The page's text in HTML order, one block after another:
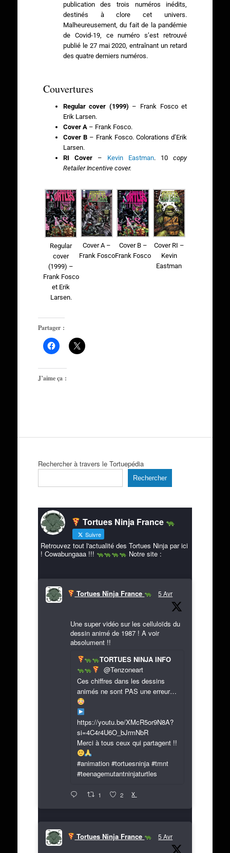
publication des trois numéros inédits,
destinés à clore cet univers.
Malheureusement, du fait de la pandémie
de Covid-19, ce numéro s’est retrouvé
publié le 27 mai 2020, entraînant un retard
des quatre derniers numéros.
Couvertures
Regular cover (1999) – Frank Fosco et
Erik Larsen.
Cover A– Frank Fosco.
Cover B– Frank Fosco. Colorations d’Erik
Larsen.
RI Cover– Kevin Eastman. 10copy
Retailer Incentive cover.
Regular
cover
(1999) –
Frank Fosco
et Erik
Larsen.
Cover A –
Frank Fosco
Cover B –
Frank Fosco
Cover RI –
Kevin
Eastman
Partager :
J’aime ça :
Rechercher à travers le Tortuepédia
Rechercher
Tortues Ninja France
Suivre
Retrouvez tout l'actualité des Tortues Ninja par ici
! Cowabungaaa !!!
Notre site :
Tortues Ninja France 5 Avr
Une super vidéo sur les celluloïds du
dessin animé de 1987 ! A voir
absolument !!
TORTUES NINJA INFO
@Tenzoneart
Ces chiffres dans les dessins
animés ne sont PAS une erreur…
https://youtu.be/XMcR5or9N8A?
si=4C4r4U6O_bJrmNbR
Merci à tous ceux qui partagent !!
#animation #tortuesninja #tmnt
#teenagemutantninjaturtles
1 2 X
Tortues Ninja France 5 Avr